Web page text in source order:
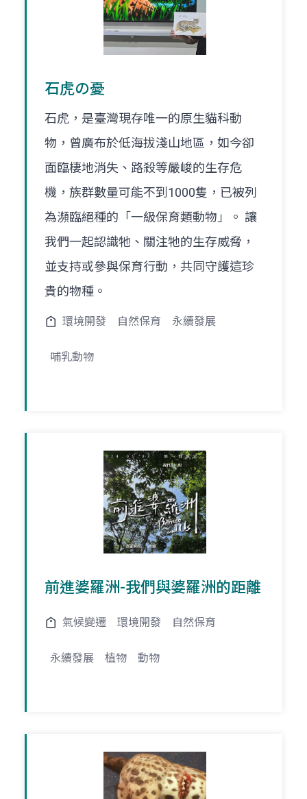
石虎の憂
石虎，是臺灣現存唯一的原生貓科動
物，曾廣布於低海拔淺山地區，如今卻
面臨棲地消失、路殺等嚴峻的生存危
機，族群數量可能不到1000隻，已被列
為瀕臨絕種的「一級保育類動物」。 讓
我們一起認識牠、關注牠的生存威脅，
並支持或參與保育行動，共同守護這珍
貴的物種。
環境開發 自然保育 永續發展
哺乳動物
前進婆羅洲-我們與婆羅洲的距離
氣候變遷 環境開發 自然保育
永續發展 植物 動物